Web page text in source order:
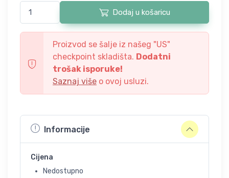
Dodaj u košaricu
Proizvod se šalje iz našeg "US"
checkpoint skladišta. Dodatni
trošak isporuke!
Saznaj više o ovoj usluzi.
Informacije
Cijena
Nedostupno